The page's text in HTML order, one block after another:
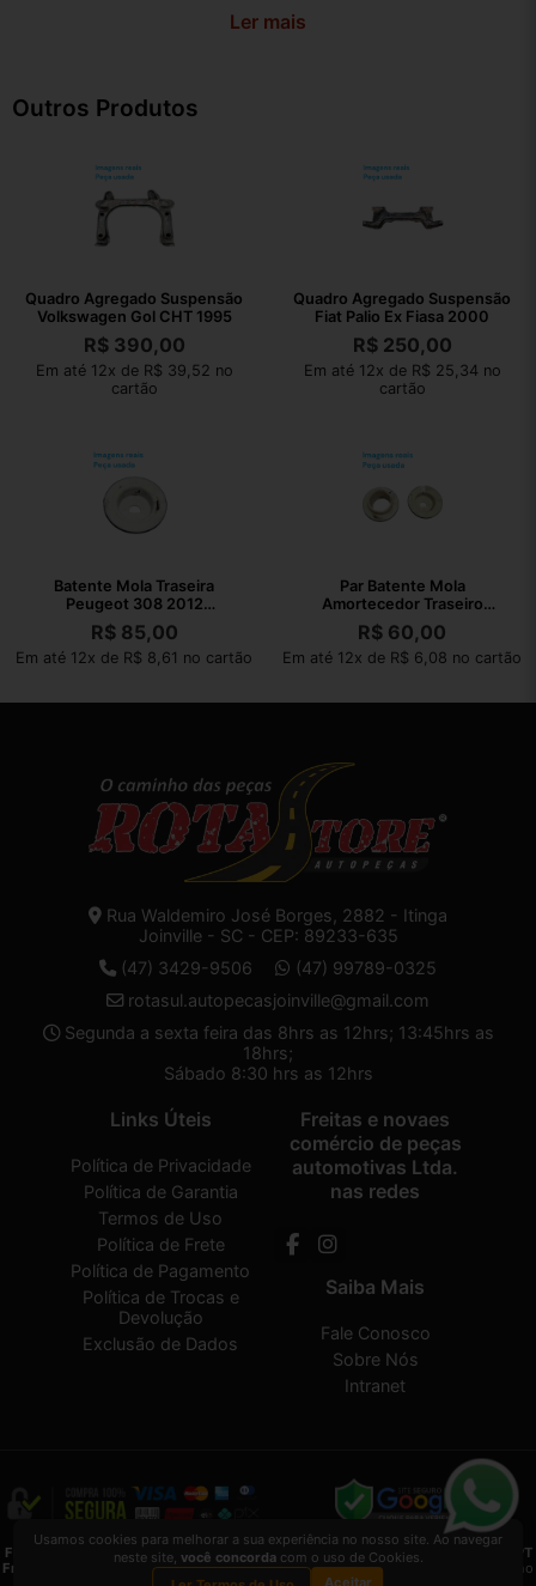
Ler mais
Outros Produtos
Quadro Agregado Suspensão
Volkswagen Gol CHT 1995
R$390,00
Em até 12x de R$ 39,52 no
cartão
Quadro Agregado Suspensão
Fiat Palio Ex Fiasa 2000
R$250,00
Em até 12x de R$ 25,34 no
cartão
Batente Mola Traseira
Peugeot 308 2012
9633462080
R$85,00
Em até 12x de R$ 8,61 no cartão
Par Batente Mola
Amortecedor Traseiro
Peugeot 307 2010
R$ 60,00
Em até 12x de R$ 6,08 no cartão
Rua Waldemiro José Borges, 2882 - Itinga
Joinville - SC - CEP: 89233-635
(47) 3429-9506
(47) 99789-0325
rotasul.autopecasjoinville@gmail.com
Segunda a sexta feira das 8hrs as 12hrs; 13:45hrs as
18hrs;
Sábado 8:30 hrs as 12hrs
Links Úteis
Política de Privacidade
Política de Garantia
Termos de Uso
Política de Frete
Política de Pagamento
Política de Trocas e
Devolução
Exclusão de Dados
Freitas e novaes
comércio de peças
automotivas Ltda.
nas redes
Saiba Mais
Fale Conosco
Sobre Nós
Intranet
Freitas e novaes comércio de peças automotivas Ltda.2026 CREATED BYVAAPT
Freitas e novaes comércio de peças automotivas Ltda.é uma empresa inscrita no
Usamos cookies para melhorar a sua experiência no nosso site. Ao navegar
neste site, você concordacom o uso de Cookies.
Aceitar